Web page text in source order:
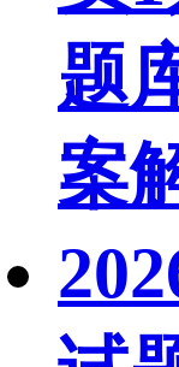
题
案